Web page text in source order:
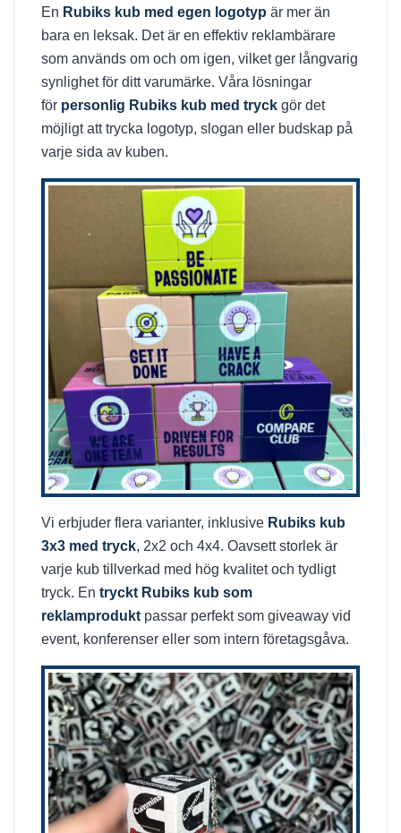
En Rubiks kub med egen logotyp är mer än
bara en leksak. Det är en effektiv reklambärare
som används om och om igen, vilket ger långvarig
synlighet för ditt varumärke. Våra lösningar
för personlig Rubiks kub med tryck gör det
möjligt att trycka logotyp, slogan eller budskap på
varje sida av kuben.
Vi erbjuder flera varianter, inklusive Rubiks kub
3x3 med tryck, 2x2 och 4x4. Oavsett storlek är
varje kub tillverkad med hög kvalitet och tydligt
tryck. En tryckt Rubiks kub som
reklamproduktpassar perfekt som giveaway vid
event, konferenser eller som intern företagsgåva.